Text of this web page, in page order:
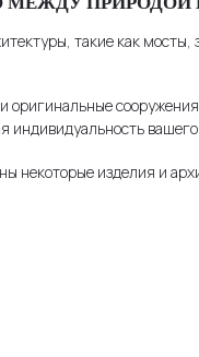
такие как мосты,
оригинальные
вашего
некоторые изделия и